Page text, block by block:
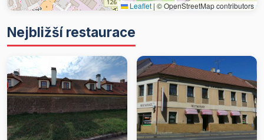
Leaflet | © OpenStreetMap contributors
Nejbližší restaurace